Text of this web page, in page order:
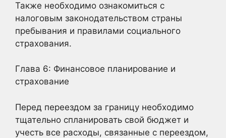
Также необходимо ознакомиться с
налоговым законодательством страны
пребывания и правилами социального
страхования.
Глава 6: Финансовое планирование и
страхование
Перед переездом за границу необходимо
тщательно спланировать свой бюджет и
учесть все расходы, связанные с переездом,